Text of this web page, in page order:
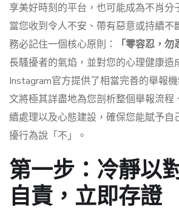
享美好時刻的平台，也可能成為不肖分
當您收到令人不安、帶有惡意或持續不
務必記住一個核心原則：
「零容忍，勿
長騷擾者的氣焰，並對您的心理健康造
Instagram官方提供了相當完善的舉報
文將極其詳盡地為您剖析整個舉報流程
續處理以及心態建設，確保您能賦予自
擾行為說「不」。
第一步：冷靜以
自責，立即存證